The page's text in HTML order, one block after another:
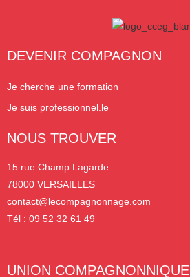
DEVENIR COMPAGNON
Je cherche une formation
Je suis professionnel.le
NOUS TROUVER
15 rue Champ Lagarde
78000 VERSAILLES
contact@lecompagnonnage.com
Tél : 09 52 32 61 49
UNION COMPAGNONNIQUE